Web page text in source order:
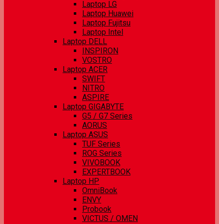
Laptop LG
Laptop Huawei
Laptop Fujitsu
Laptop Intel
Laptop DELL
INSPIRON
VOSTRO
Laptop ACER
SWIFT
NITRO
ASPIRE
Laptop GIGABYTE
G5 / G7 Series
AORUS
Laptop ASUS
TUF Series
ROG Series
VIVOBOOK
EXPERTBOOK
Laptop HP
OmniBook
ENVY
Probook
VICTUS / OMEN